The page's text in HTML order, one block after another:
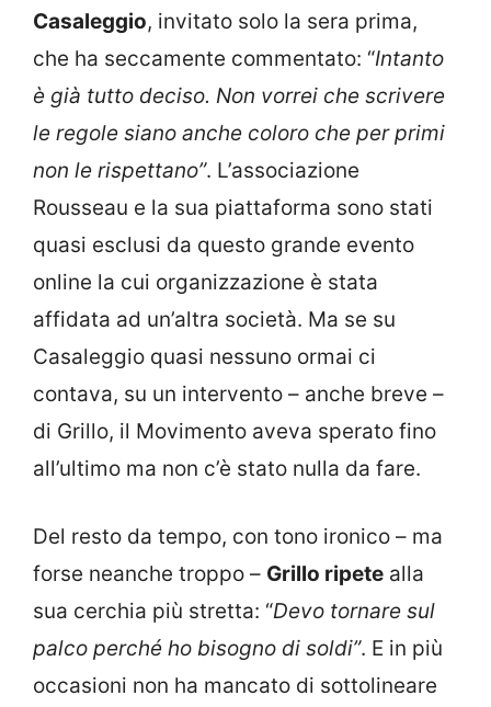
Casaleggio, invitato solo la sera prima,
che ha seccamente commentato: “Intanto
è già tutto deciso. Non vorrei che scrivere
le regole siano anche coloro che per primi
non le rispettano”. L’associazione
Rousseau e la sua piattaforma sono stati
quasi esclusi da questo grande evento
online la cui organizzazione è stata
affidata ad un’altra società. Ma se su
Casaleggio quasi nessuno ormai ci
contava, su un intervento – anche breve –
di Grillo, il Movimento aveva sperato fino
all’ultimo ma non c’è stato nulla da fare.
Del resto da tempo, con tono ironico – ma
forse neanche troppo – Grillo ripete alla
sua cerchia più stretta: “Devo tornare sul
palco perché ho bisogno di soldi”. E in più
occasioni non ha mancato di sottolineare